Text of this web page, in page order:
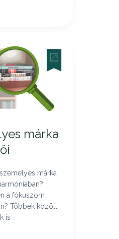
márka
márka
a fókuszom
Többek között
is